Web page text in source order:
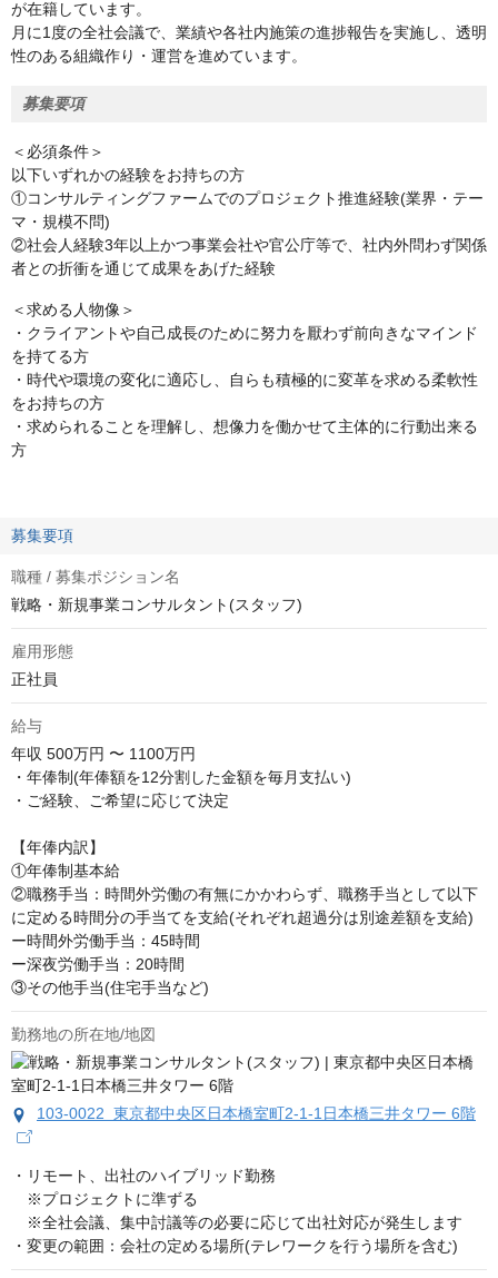
が在籍しています。
月に1度の全社会議で、業績や各社内施策の進捗報告を実施し、透明
性のある組織作り・運営を進めています。
募集要項
＜必須条件＞
以下いずれかの経験をお持ちの方
①コンサルティングファームでのプロジェクト推進経験(業界・テー
マ・規模不問)
②社会人経験3年以上かつ事業会社や官公庁等で、社内外問わず関係
者との折衝を通じて成果をあげた経験
＜求める人物像＞
・クライアントや自己成長のために努力を厭わず前向きなマインド
を持てる方
・時代や環境の変化に適応し、自らも積極的に変革を求める柔軟性
をお持ちの方
・求められることを理解し、想像力を働かせて主体的に行動出来る
方
募集要項
職種 / 募集ポジション名
戦略・新規事業コンサルタント(スタッフ)
雇用形態
正社員
給与
年収 500万円 〜 1100万円
・年俸制(年俸額を12分割した金額を毎月支払い)
・ご経験、ご希望に応じて決定
【年俸内訳】
①年俸制基本給
②職務手当：時間外労働の有無にかかわらず、職務手当として以下
に定める時間分の手当てを支給(それぞれ超過分は別途差額を支給)
ー時間外労働手当：45時間
ー深夜労働手当：20時間
③その他手当(住宅手当など)
勤務地の所在地/地図
103-0022 東京都中央区日本橋室町2-1-1日本橋三井タワー 6階
・リモート、出社のハイブリッド勤務
※プロジェクトに準ずる
※全社会議、集中討議等の必要に応じて出社対応が発生します
・変更の範囲：会社の定める場所(テレワークを行う場所を含む)